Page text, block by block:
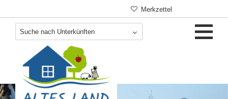
Navigation
Merkzettel